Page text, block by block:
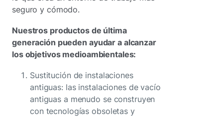
seguro y cómodo.
Nuestros productos de última
generación pueden ayudar a alcanzar
los objetivos medioambientales:
Sustitución de instalaciones
antiguas: las instalaciones de vacío
antiguas a menudo se construyen
con tecnologías obsoletas y